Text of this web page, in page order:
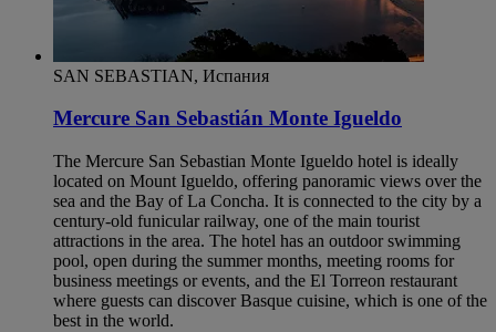
SAN SEBASTIAN, Испания
Mercure San Sebastián Monte Igueldo
The Mercure San Sebastian Monte Igueldo hotel is ideally
located on Mount Igueldo, offering panoramic views over the
sea and the Bay of La Concha. It is connected to the city by a
century-old funicular railway, one of the main tourist
attractions in the area. The hotel has an outdoor swimming
pool, open during the summer months, meeting rooms for
business meetings or events, and the El Torreon restaurant
where guests can discover Basque cuisine, which is one of the
best in the world.